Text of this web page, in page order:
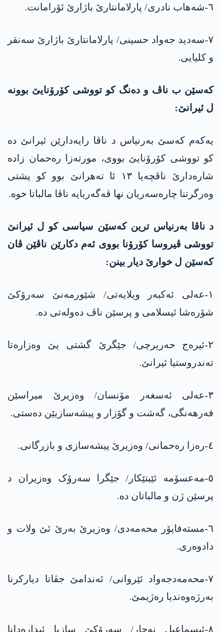
٦-شەهاب نادری/ پارلامانتارێ باژارێ ئۆرامانت.
٧-سەدید جەواد حسینی/ پارلامانتارێ باژارێ سەنقر
و کلیایی.
کەسێن ب ناڤ و دەنگ کو تووشی کۆرۆنایێ بوونە
ل ئیرانێ:
یەکەم کەسێ بەرنیاس د ناڤا رایەدارێن ئیرانێ دە
کو تووشی کۆرۆنایێ بووی، مورتەزا رەحمان زادە
شارەدارێ ناڤچەیا ١٣ ئا تەهرانێ بوو کو پشتی
وەرگرتنا چارەسەریان نها ڤەگەریایە ناڤا مالباتا خوە.
د ناڤا بەرنیاس ترین کەسێن سیاسی کو ل ئیرانێ
تووشی ڤیروسا کۆرۆنا بووی ئەم دکارێن ناڤێن ڤان
کەسێن ل خوارێ دیار بینن:
١-عەلی ئەکبەر ویلایەتی/ شێورمەنێ سەرۆکێ
شۆرەشا ئیسلامی و پرسێن ناڤ دەولەتی دە.
٢-ئیرەج حەریرچی/ جێگرێ گشتی یێ وەزارەتا
تەندروستیا ئیرانێ.
٣-عەلی ئەسغەر مۆنسان/ وەزیرێ میراسێن
فەرهەنگی، گەشت و گۆزار و پیشەسازیێن دەستی.
٤-رەزا رەحمانی/ وەزیرێ پیشەسازی و بازرگانی.
٥-مەعسۆمە ئێبتێکار/ جێگرا سەرۆک وەزیران د
پرسێن ژن و مالباتان دە.
٦-مستەفاپۆر محەمەدی/ وەزیرێ بەرێ ئێ ولات و
دادوەری.
٧-محەمەدجەواد ئێروانی/ ئەندامێ جڤاتا دیارکرنا
بەرژەوەندیا رەژیمێ.
٨-ئیسماعیل نەجار/ سەرۆکێ سازیا ئیدارەدانا